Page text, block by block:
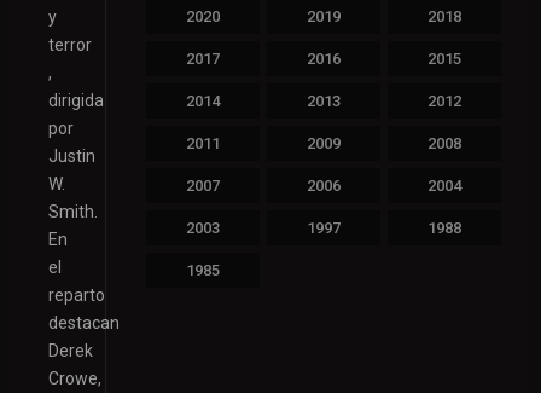
y
terror
,
dirigida
por
Justin
W.
Smith.
En
el
reparto
destacan
Derek
Crowe,
2020 2019 2018
2017 2016 2015
2014 2013 2012
2011 2009 2008
2007 2006 2004
2003 1997 1988
1985